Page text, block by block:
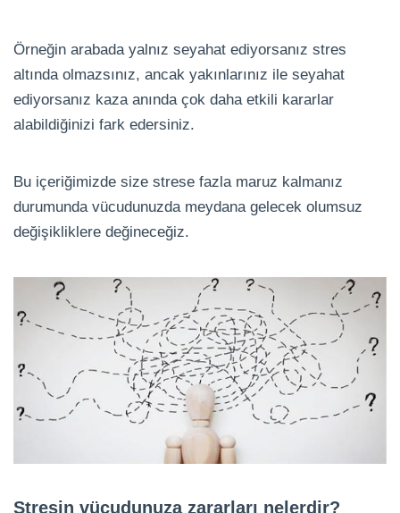
Örneğin arabada yalnız seyahat ediyorsanız stres
altında olmazsınız, ancak yakınlarınız ile seyahat
ediyorsanız kaza anında çok daha etkili kararlar
alabildiğinizi fark edersiniz.
Bu içeriğimizde size strese fazla maruz kalmanız
durumunda vücudunuzda meydana gelecek olumsuz
değişikliklere değineceğiz.
Stresin vücudunuza zararları nelerdir?